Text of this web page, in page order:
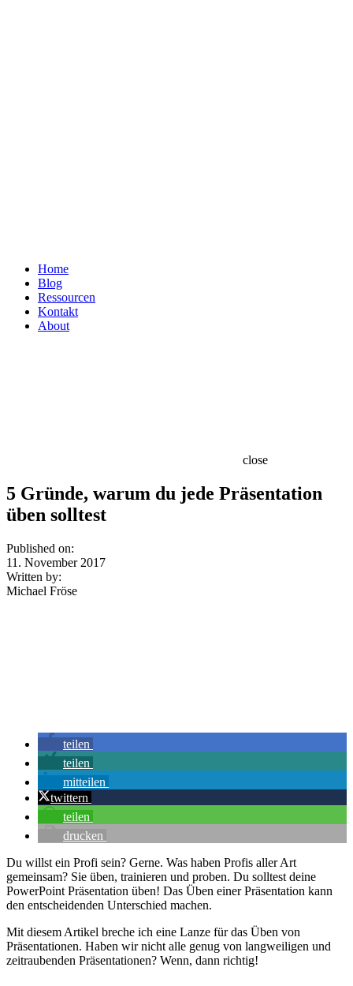
Home
Blog
Ressourcen
Kontakt
About
close
5 Gründe, warum du jede Präsentation
üben solltest
Published on:
11. November 2017
Written by:
Michael Fröse
teilen
teilen
mitteilen
twittern
teilen
drucken
Du willst ein Profi sein? Gerne. Was haben Profis aller Art
gemeinsam? Sie üben, trainieren und proben. Du solltest deine
PowerPoint Präsentation üben! Das Üben einer Präsentation kann
den entscheidenden Unterschied machen.
Mit diesem Artikel breche ich eine Lanze für das Üben von
Präsentationen. Haben wir nicht alle genug von langweiligen und
zeitraubenden Präsentationen? Wenn, dann richtig!